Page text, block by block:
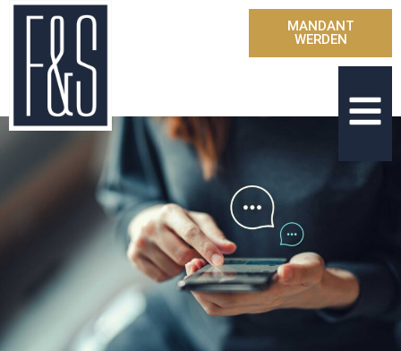
MANDANT
WERDEN